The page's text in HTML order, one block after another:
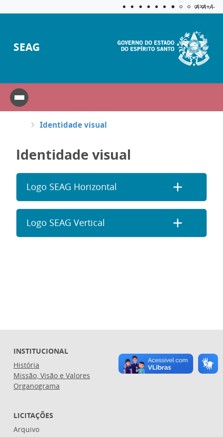
Aplicar
A=A+A-
SEAG
Identidade visual
Identidade visual
Logo SEAG Horizontal
Logo SEAG Vertical
INSTITUCIONAL
História
Missão, Visão e Valores
Organograma
LICITAÇÕES
Arquivo